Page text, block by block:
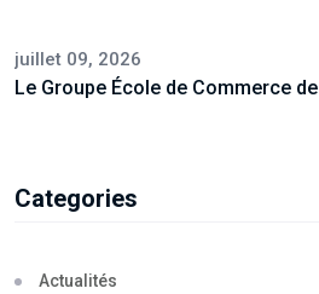
juillet 09, 2026
Le Groupe École de Commerce de
Categories
Actualités